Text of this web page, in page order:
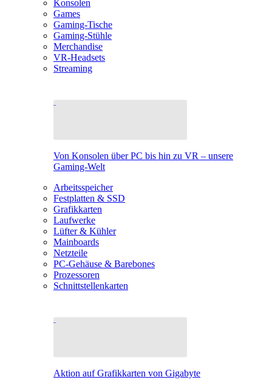
Konsolen
Games
Gaming-Tische
Gaming-Stühle
Merchandise
VR-Headsets
Streaming
Von Konsolen über PC bis hin zu VR – unsere
Gaming-Welt
Arbeitsspeicher
Festplatten & SSD
Grafikkarten
Laufwerke
Lüfter & Kühler
Mainboards
Netzteile
PC-Gehäuse & Barebones
Prozessoren
Schnittstellenkarten
Aktion auf Grafikkarten von Gigabyte